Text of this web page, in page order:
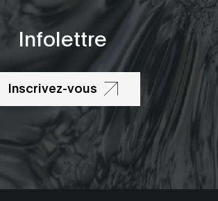
Infolettre
Inscrivez-vous